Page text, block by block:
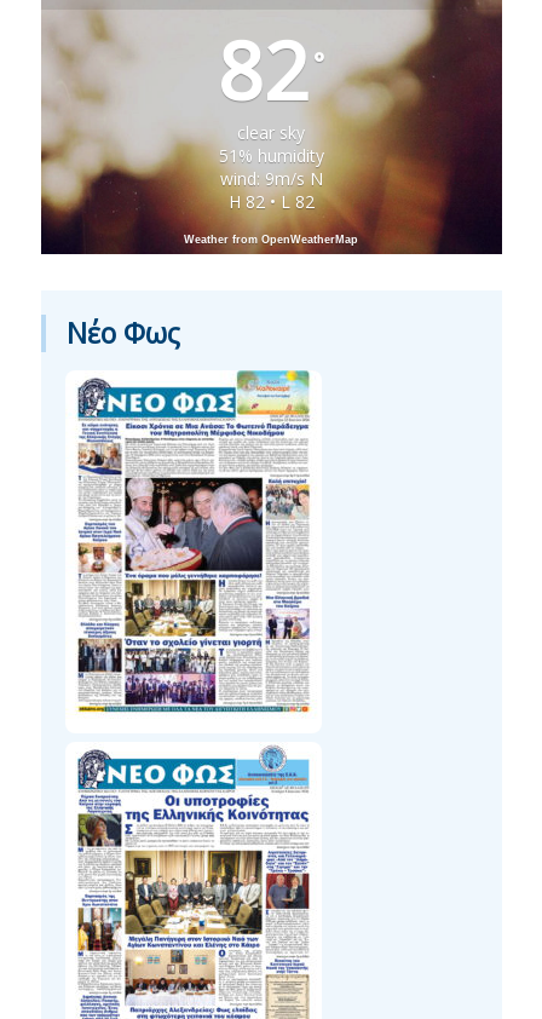
82°
clear sky
51% humidity
wind: 9m/s N
H 82 • L 82
Weather from OpenWeatherMap
Νέο Φως